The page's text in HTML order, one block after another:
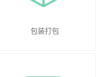
包装打包